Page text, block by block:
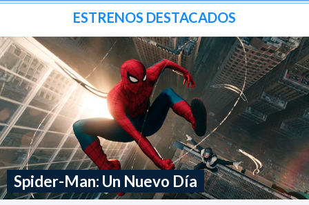
ESTRENOS DESTACADOS
Spider-Man: Un Nuevo Día